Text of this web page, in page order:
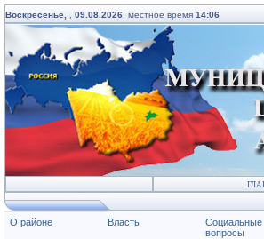
Воскресенье, 09.08.2026 , местное время 14:06
О районе Власть
Социальные
вопросы